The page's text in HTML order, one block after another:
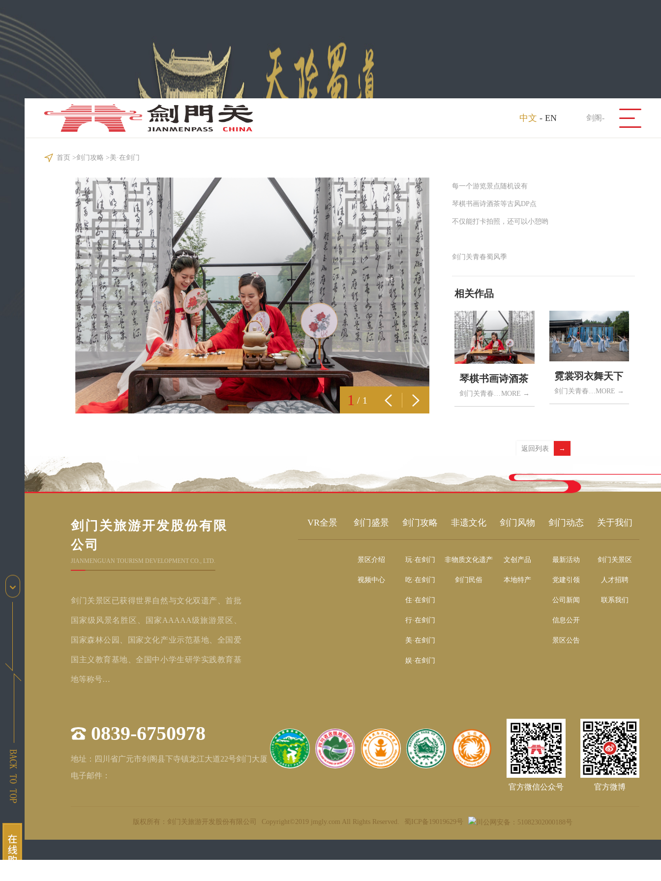
01
中文 - EN 剑阁-
首页 >剑门攻略 >美·在剑门
1 / 1
每一个游览景点随机设有
琴棋书画诗酒茶等古风DP点
不仅能打卡拍照，还可以小憩哟
剑门关青春蜀风季
相关作品
琴棋书画诗酒茶
剑门关青春蜀风季MORE →
霓裳羽衣舞天下
MORE →
返回列表 →
剑门关旅游开发股份有限
公司
JIANMENGUAN TOURISM DEVELOPMENT CO., LTD.
剑门关景区已获得世界自然与文化双遗产、首批
国家级风景名胜区、国家AAAAA级旅游景区、
国家森林公园、国家文化产业示范基地、全国爱
国主义教育基地、全国中小学生研学实践教育基
地等称号…
VR全景 剑门盛景
景区介绍
视频中心
剑门攻略
玩·在剑门
吃·在剑门
住·在剑门
行·在剑门
美·在剑门
娱·在剑门
非遗文化
非物质文化遗产
剑门民俗
剑门风物
文创产品
本地特产
剑门动态
最新活动
党建引领
公司新闻
信息公开
景区公告
关于我们
剑门关景区
人才招聘
联系我们
0839-6750978
地址：四川省广元市剑阁县下寺镇龙江大道22号剑门大厦
电子邮件：
官方微信公众号
官方微博
版权所有：剑门关旅游开发股份有限公司 Copyright©2019 jmgly.com All Rights Reserved. 蜀ICP备19019629号 川公网安备：51082302000188号